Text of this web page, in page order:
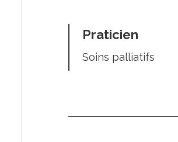
Praticien
Soins palliatifs